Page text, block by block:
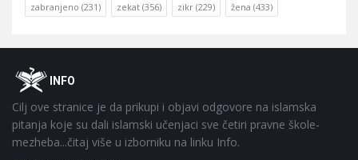
zabranjeno (231) zekat (356) zikr (229) žena (433)
FooterOINFO
Cilj ove stranice je da prikupi i objavi odgovore na islamska
pitanja koje su dali islamski učenjaci sve četiri pravne škole-
mezheba...čitaj više u izborniku na linku Info.